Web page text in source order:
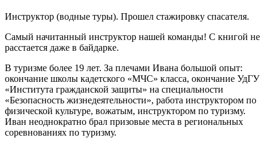
Инструктор (водные туры). Прошел стажировку спасателя.
Самый начитанный инструктор нашей команды! С книгой не
расстается даже в байдарке.
В туризме более 19 лет. За плечами Ивана большой опыт:
окончание школы кадетского «МЧС» класса, окончание УдГУ
«Института гражданской защиты» на специальности
«Безопасность жизнедеятельности», работа инструктором по
физической культуре, вожатым, инструктором по туризму.
Иван неоднократно брал призовые места в региональных
соревнованиях по туризму.